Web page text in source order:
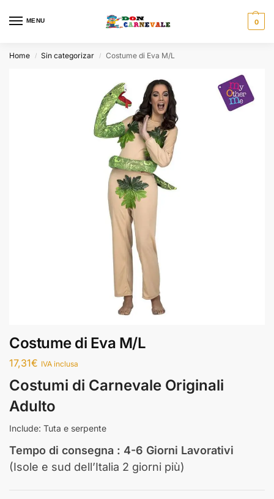
MENU 0
Home / Sin categorizar / Costume di Eva M/L
Costume di Eva M/L
17,31€ IVA inclusa
Costumi di Carnevale Originali
Adulto
Include: Tuta e serpente
Tempo di consegna : 4-6 Giorni Lavorativi
(Isole e sud dell’Italia 2 giorni più)